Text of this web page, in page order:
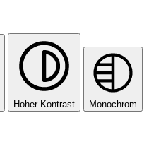
Hoher Kontrast Monochrom